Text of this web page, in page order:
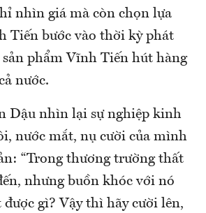
nhìn giá mà còn chọn lựa
Tiến bước vào thời kỳ phát
phẩm Vĩnh Tiến hút hàng
nước.
Dậu nhìn lại sự nghiệp kinh
nước mắt, nụ cười của mình
“Trong thương trường thất
nhưng buồn khóc với nó
gì? Vậy thì hãy cười lên,